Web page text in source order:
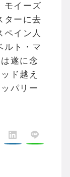
モイーズ
ターに去
ペイン人
ルト・マ
遂に念
ド越え
パリー